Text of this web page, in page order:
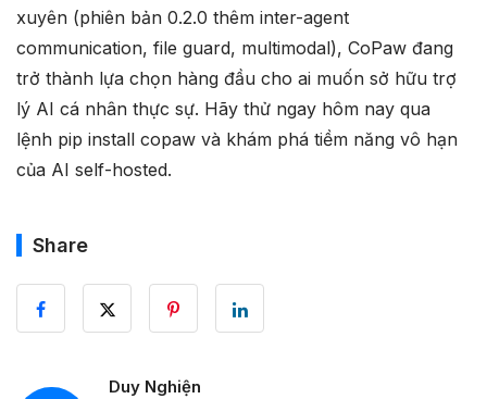
xuyên (phiên bản 0.2.0 thêm inter-agent
communication, file guard, multimodal), CoPaw đang
trở thành lựa chọn hàng đầu cho ai muốn sở hữu trợ
lý AI cá nhân thực sự. Hãy thử ngay hôm nay qua
lệnh pip install copaw và khám phá tiềm năng vô hạn
của AI self-hosted.
Share
Duy Nghiện